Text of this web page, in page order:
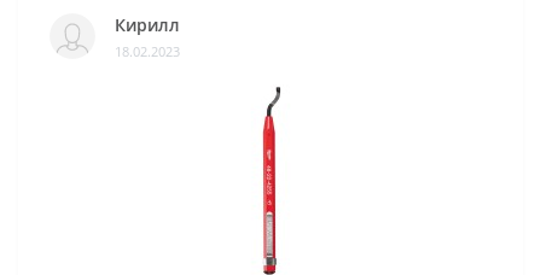
Кирилл
18.02.2023